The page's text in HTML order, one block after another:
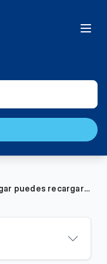
En cualquier lugar puedes recargar tu Prepago Tigo o comprar paquetes | Móvil